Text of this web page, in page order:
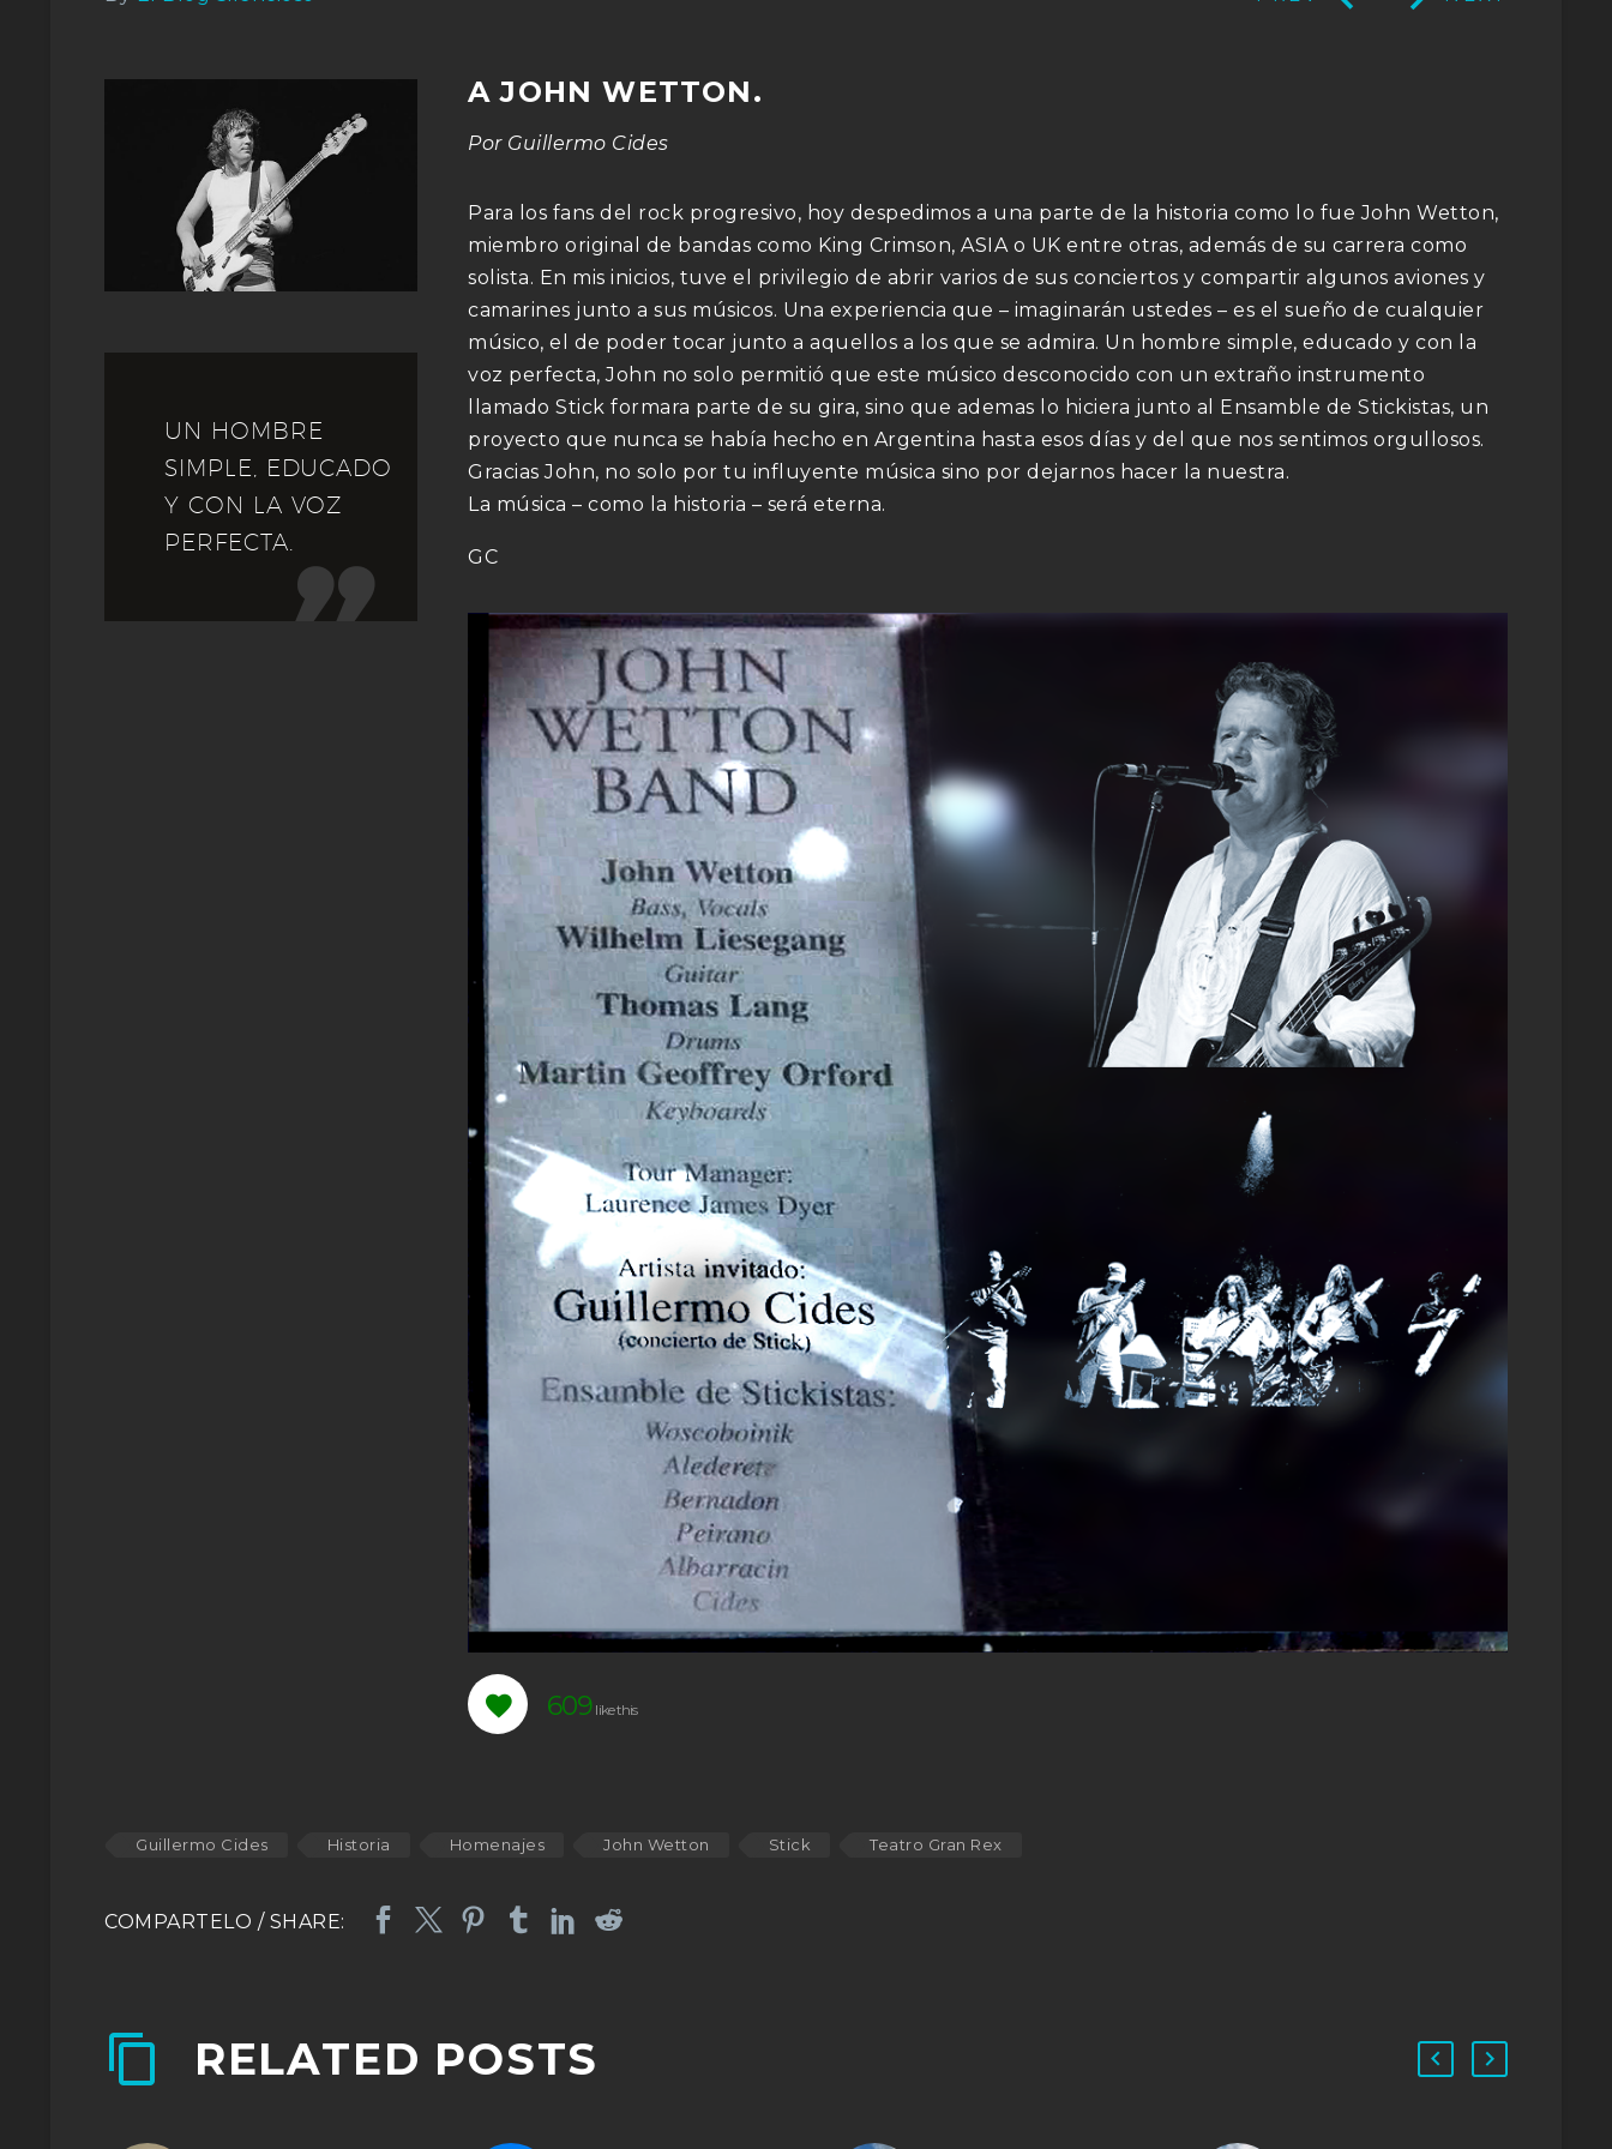
UN HOMBRE
SIMPLE, EDUCADO
Y CON LA VOZ
PERFECTA.

A JOHN WETTON.
Por Guillermo Cides
Para los fans del rock progresivo, hoy despedimos a una parte de la historia como lo fue John Wetton,
miembro original de bandas como King Crimson, ASIA o UK entre otras, además de su carrera como
solista. En mis inicios, tuve el privilegio de abrir varios de sus conciertos y compartir algunos aviones y
camarines junto a sus músicos. Una experiencia que – imaginarán ustedes – es el sueño de cualquier
músico, el de poder tocar junto a aquellos a los que se admira. Un hombre simple, educado y con la
voz perfecta, John no solo permitió que este músico desconocido con un extraño instrumento
llamado Stick formara parte de su gira, sino que ademas lo hiciera junto al Ensamble de Stickistas, un
proyecto que nunca se había hecho en Argentina hasta esos días y del que nos sentimos orgullosos.
Gracias John, no solo por tu influyente música sino por dejarnos hacer la nuestra.
La música – como la historia – será eterna.
GC
609
Guillermo Cides Historia Homenajes John Wetton Stick Teatro Gran Rex
RELATED POSTS